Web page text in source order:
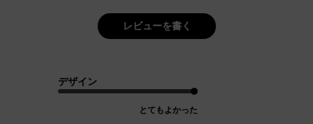
レビューを書く
デザイン
とてもよかった